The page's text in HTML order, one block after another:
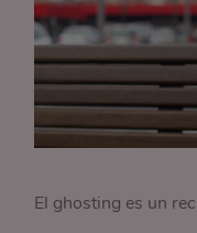
El ghosting es un